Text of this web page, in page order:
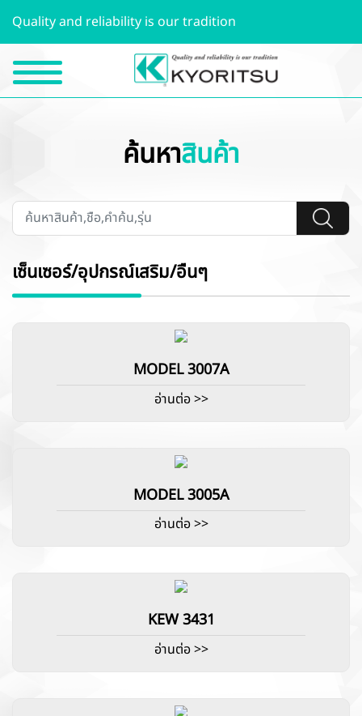
Quality and reliability is our tradition
ค้นหาสินค้า
เซ็นเซอร์/อุปกรณ์เสริม/อื่นๆ
MODEL 3007A
อ่านต่อ >>
MODEL 3005A
อ่านต่อ >>
KEW 3431
อ่านต่อ >>